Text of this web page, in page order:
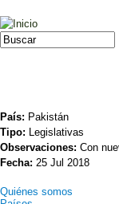
Jump to navigation
Formulario de
Buscar
País: Pakistán
Tipo: Legislativas
Observaciones: Con
Fecha: 25 Jul 2018
Quiénes somos